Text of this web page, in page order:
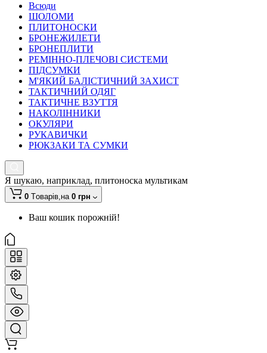
Всюди
ШОЛОМИ
ПЛИТОНОСКИ
БРОНЕЖИЛЕТИ
БРОНЕПЛИТИ
РЕМІННО-ПЛЕЧОВІ СИСТЕМИ
ПІДСУМКИ
М'ЯКИЙ БАЛІСТИЧНИЙ ЗАХИСТ
ТАКТИЧНИЙ ОДЯГ
ТАКТИЧНЕ ВЗУТТЯ
НАКОЛІННИКИ
ОКУЛЯРИ
РУКАВИЧКИ
РЮКЗАКИ ТА СУМКИ
Я шукаю, наприклад, плитоноска мультикам
0 Tоварів,на 0 грн
Ваш кошик порожній!